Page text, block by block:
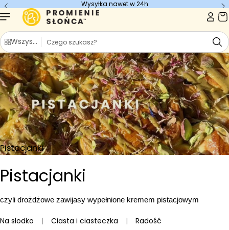
treści
Wysyłka nawet w 24h
Wszystkie kategorie
S
z
u
k
a
j
Pistacjanki
Pistacjanki
czyli drożdżowe zawijasy wypełnione kremem pistacjowym
Na słodko | Ciasta i ciasteczka | Radość